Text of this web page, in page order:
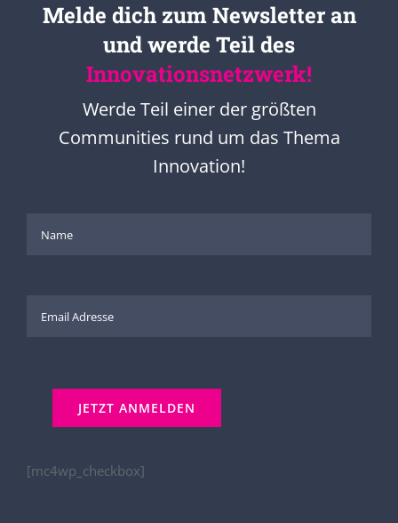
Melde dich zum Newsletter an
und werde Teil des
Innovationsnetzwerk!
Werde Teil einer der größten
Communities rund um das Thema
Innovation!
[mc4wp_checkbox]